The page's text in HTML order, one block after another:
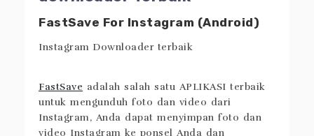
Aplikasi Instagram
downloader Terbaik
FastSaveadalah salah satu APLIKASI terbaik